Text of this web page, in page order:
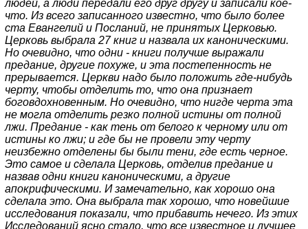
людей, а люди передали его друг другу и записали кое-
что. Из всего записанного известно, что было более
ста Евангелий и Посланий, не принятых Церковью.
Церковь выбрала 27 книг и назвала их каноническими.
Но очевидно, что одни - книги получше выражали
предание, другие похуже, и эта постепенность не
прерывается. Церкви надо было положить где-нибудь
черту, чтобы отделить то, что она признает
боговдохновенным. Но очевидно, что нигде черта эта
не могла отделить резко полной истины от полной
лжи. Предание - как тень от белого к черному или от
истины ко лжи; и где бы не провели эту черту
неизбежно отделены бы были тени, где есть черное.
Это самое и сделала Церковь, отделив предание и
назвав одни книги каноническими, а другие
апокрифическими. И замечательно, как хорошо она
сделала это. Она выбрала так хорошо, что новейшие
исследования показали, что прибавить нечего. Из этих
Исследований ясно стало, что все известное и лучшее